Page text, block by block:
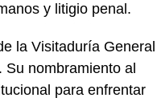
y litigio penal.
la Visitaduría General
nombramiento al
para enfrentar